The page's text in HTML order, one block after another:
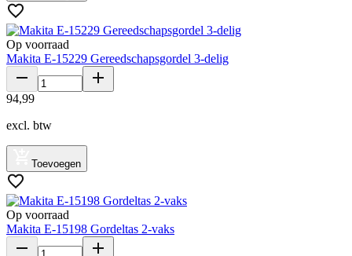
Op voorraad
Makita E-15229 Gereedschapsgordel 3-delig
94,99
excl. btw
Toevoegen
Op voorraad
Makita E-15198 Gordeltas 2-vaks